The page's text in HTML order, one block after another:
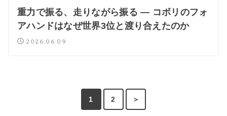
重力で振る、走りながら振る — コボリのフォ
アハンドはなぜ世界3位と渡り合えたのか
2026.06.09
1 2 ＞